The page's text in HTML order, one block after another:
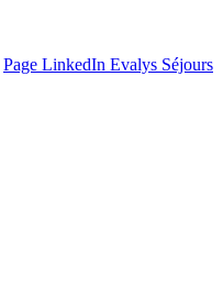
Page LinkedIn Evalys Séjours